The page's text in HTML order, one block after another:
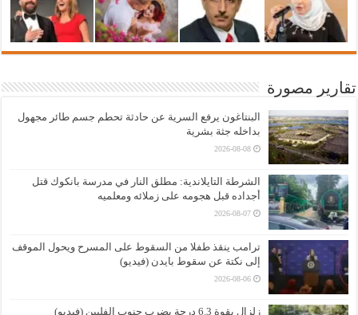
تقارير مصورة
البنتاغون يرفع السرية عن حادثة تحطم جسم طائر مجهول
بداخله جثة بشرية
2026-08-08
الشرطة التايلاندية: مطلق النار في مدرسة بانكوك قتل
أجداده قبل هجومه على زملائه ومعلميه
2026-08-07
ترامب ينقذ طفلا من السقوط على المسرح ويحول الموقف
إلى نكتة عن سقوط بايدن (فيديو)
2026-08-06
زلزال بقوة 6.3 درجة يضرب جنوب الفلبين (فيديو)